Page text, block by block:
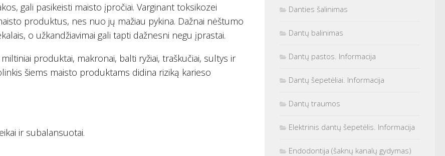
gali pasikeisti maisto įpročiai. Varginant toksikozei
produktus, nes nuo jų mažiau pykina. Dažnai nėštumo
o užkandžiavimai gali tapti dažnesni negu įprastai.
produktai, makronai, balti ryžiai, traškučiai, sultys ir
šiems maisto produktams didina riziką karieso
ir subalansuotai.
Danties šalinimas
Dantų balinimas
Dantų pastos. Informacija
Dantų šepetėliai. Informacija
Dantų traumos
Elektrinis dantų šepetėlis. Informacija
Endodontija (šaknų kanalų gydymas)